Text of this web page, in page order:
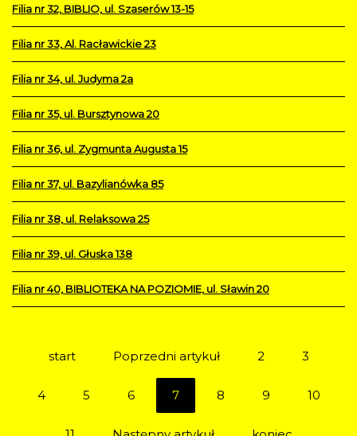
Filia nr 32, BIBLIO, ul. Szaserów 13-15
Filia nr 33, Al. Racławickie 23
Filia nr 34, ul. Judyma 2a
Filia nr 35, ul. Bursztynowa 20
Filia nr 36, ul. Zygmunta Augusta 15
Filia nr 37, ul. Bazylianówka 85
Filia nr 38, ul. Relaksowa 25
Filia nr 39, ul. Głuska 138
Filia nr 40, BIBLIOTEKA NA POZIOMIE, ul. Sławin 20
start Poprzedni artykuł 2 3
4 5 6 7 8 9 10